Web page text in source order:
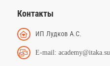
Контакты
ИП Лудков А.С.
E-mail: academy@itaka.su